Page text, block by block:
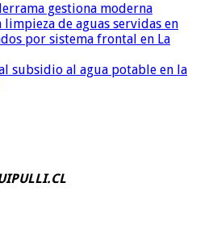
gestiona moderna
de aguas servidas en
por sistema frontal en La
subsidio al agua potable en la